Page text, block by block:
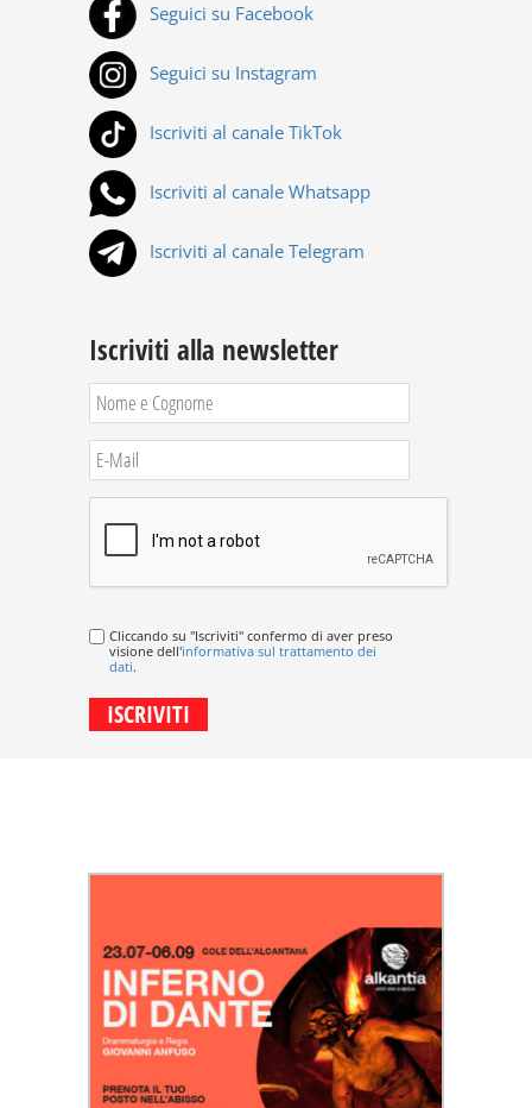
Seguici su Facebook
Seguici su Instagram
Iscriviti al canale TikTok
Iscriviti al canale Whatsapp
Iscriviti al canale Telegram
Iscriviti alla newsletter
Cliccando su "Iscriviti" confermo di aver preso
visione dell'informativa sul trattamento dei
dati.